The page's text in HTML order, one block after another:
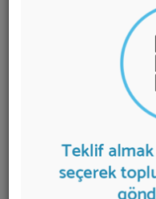
1
Alanya'da
aşağıda
için listeden seçim
kısmından toplu